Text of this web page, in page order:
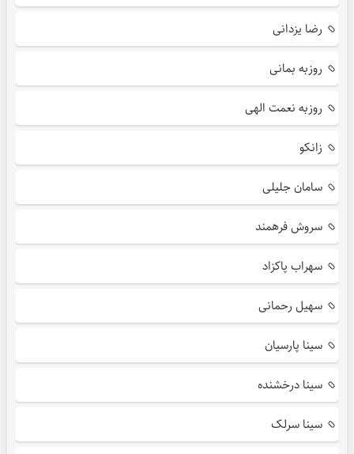
رضا یزدانی
روزبه بمانی
روزبه نعمت الهی
زانکو
سامان جلیلی
سروش فرهمند
سهراب پاکزاد
سهیل رحمانی
سینا پارسیان
سینا درخشنده
سینا سرلک